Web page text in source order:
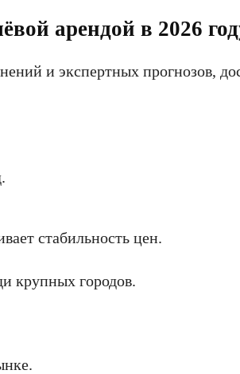
арендой в 2026
и экспертных прогнозов,
стабильность цен.
крупных городов.